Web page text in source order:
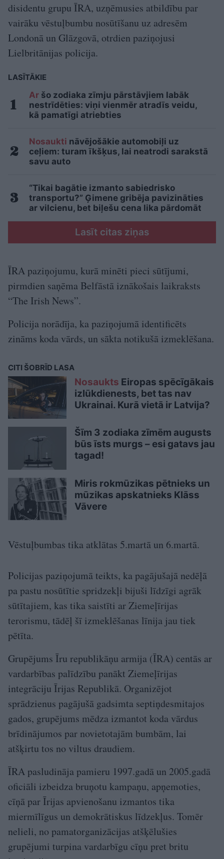
disidentu grupu ĪRA, uzņēmusies atbildību par
vairāku vēstuļbumbu nosūtīšanu uz adresēm
Londonā un Glāzgovā, otrdien paziņojusi
Lielbritānijas policija.
LASĪTĀKIE
Ar šo zodiaka zīmju pārstāvjiem labāk
nestrīdēties: viņi vienmēr atradīs veidu,
kā pamatīgi atriebties
Nosaukti nāvējošākie automobiļi uz
ceļiem: turam īkšķus, lai neatrodi sarakstā
savu auto
“Tikai bagātie izmanto sabiedrisko
transportu?” Ģimene gribēja pavizināties
ar vilcienu, bet biļešu cena lika pārdomāt
Lasīt citas ziņas
ĪRA paziņojumu, kurā minēti pieci sūtījumi,
pirmdien saņēma Belfāstā iznākošais laikraksts
“The Irish News”.
Policija norādīja, ka paziņojumā identificēts
zināms koda vārds, un sākta notikušā izmeklēšana.
CITI ŠOBRĪD LASA
Nosaukts Eiropas spēcīgākais
izlūkdienests, bet tas nav
Ukrainai. Kurā vietā ir Latvija?
Šīm 3 zodiaka zīmēm augusts
būs īsts murgs – esi gatavs jau
tagad!
Miris rokmūzikas pētnieks un
mūzikas apskatnieks Klāss
Vāvere
Vēstuļbumbas tika atklātas 5.martā un 6.martā.
Policijas paziņojumā teikts, ka pagājušajā nedēļā
pa pastu nosūtītie spridzekļi bijuši līdzīgi agrāk
sūtītajiem, kas tika saistīti ar Ziemeļīrijas
terorismu, tādēļ šī izmeklēšanas līnija jau tiek
pētīta.
Grupējums Īru republikāņu armija (ĪRA) centās ar
vardarbības palīdzību panākt Ziemeļīrijas
integrāciju Īrijas Republikā. Organizējot
sprādzienus pagājušā gadsimta septiņdesmitajos
gados, grupējums mēdza izmantot koda vārdus
brīdinājumos par novietotajām bumbām, lai
atšķirtu tos no viltus draudiem.
ĪRA pasludināja pamieru 1997.gadā un 2005.gadā
oficiāli izbeidza bruņotu kampaņu, apņemoties,
cīņā par Īrijas apvienošanu izmantos tika
miermīlīgus un demokrātiskus līdzekļus. Tomēr
nelieli, no pamatorganizācijas atšķēlušies
grupējumi turpina vardarbīgu cīņu pret britu